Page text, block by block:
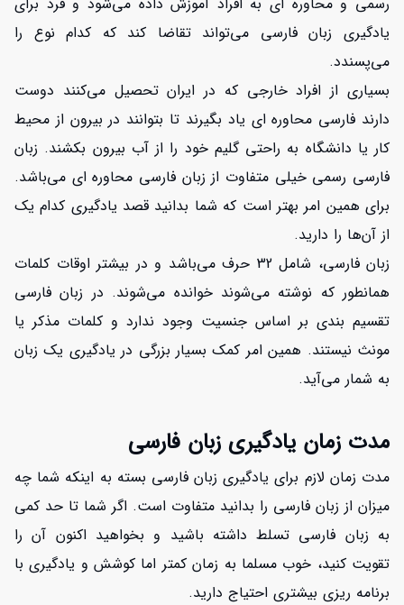
یادگیری زبان فارسی می‌تواند تقاضا کند که کدام نوع را
می‌پسندد.
بسیاری از افراد خارجی که در ایران تحصیل می‌کنند دوست
دارند فارسی محاوره ای یاد بگیرند تا بتوانند در بیرون از محیط
کار یا دانشگاه به راحتی گلیم خود را از آب بیرون بکشند. زبان
فارسی رسمی خیلی متفاوت از زبان فارسی محاوره ای می‌باشد.
برای همین امر بهتر است که شما بدانید قصد یادگیری کدام یک
از آن‌ها را دارید.
زبان فارسی، شامل 32 حرف می‌باشد و در بیشتر اوقات کلمات
همانطور که نوشته می‌شوند خوانده می‌شوند. در زبان فارسی
تقسیم بندی بر اساس جنسیت وجود ندارد و کلمات مذکر یا
مونث نیستند. همین امر کمک بسیار بزرگی در یادگیری یک زبان
به شمار می‌آید.
مدت زمان یادگیری زبان فارسی
مدت زمان لازم برای یادگیری زبان فارسی بسته به اینکه شما چه
میزان از زبان فارسی را بدانید متفاوت است. اگر شما تا حد کمی
به زبان فارسی تسلط داشته باشید و بخواهید اکنون آن را
تقویت کنید، خوب مسلما به زمان کمتر اما کوشش و یادگیری با
برنامه ریزی بیشتری احتیاج دارید.
افزایش اعتبار